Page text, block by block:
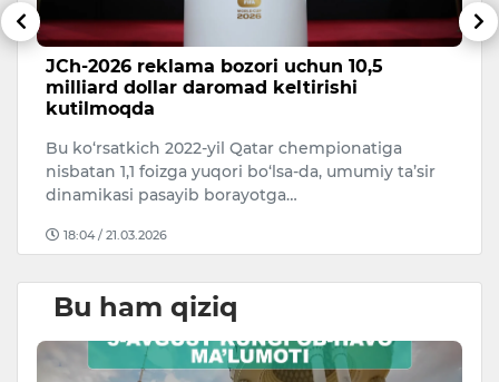
JCh-2026 reklama bozori uchun 10,5
milliard dollar daromad keltirishi
kutilmoqda
Bu ko‘rsatkich 2022-yil Qatar chempionatiga
nisbatan 1,1 foizga yuqori bo‘lsa-da, umumiy ta’sir
dinamikasi pasayib borayotga…
18:04 / 21.03.2026
Bu ham qiziq